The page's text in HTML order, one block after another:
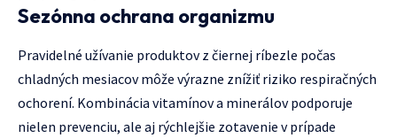
Sezónna ochrana organizmu
Pravidelné užívanie produktov z čiernej ríbezle počas
chladných mesiacov môže výrazne znížiť riziko respiračných
ochorení. Kombinácia vitamínov a minerálov podporuje
nielen prevenciu, ale aj rýchlejšie zotavenie v prípade